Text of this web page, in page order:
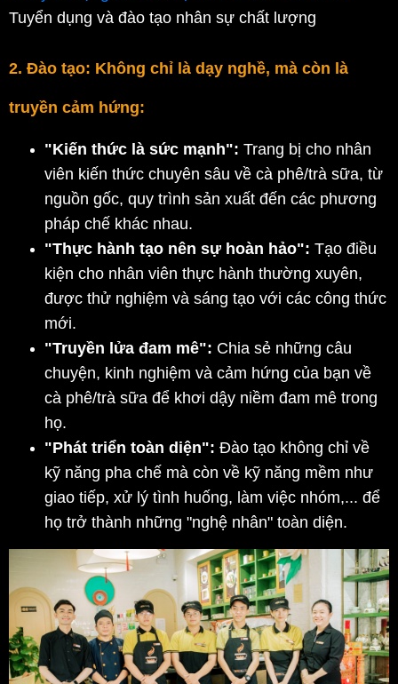
Tuyển dụng và đào tạo nhân sự chất lượng
2. Đào tạo: Không chỉ là dạy nghề, mà còn là
truyền cảm hứng:
"Kiến thức là sức mạnh": Trang bị cho nhân
viên kiến thức chuyên sâu về cà phê/trà sữa, từ
nguồn gốc, quy trình sản xuất đến các phương
pháp chế khác nhau.
"Thực hành tạo nên sự hoàn hảo": Tạo điều
kiện cho nhân viên thực hành thường xuyên,
được thử nghiệm và sáng tạo với các công thức
mới.
"Truyền lửa đam mê": Chia sẻ những câu
chuyện, kinh nghiệm và cảm hứng của bạn về
cà phê/trà sữa để khơi dậy niềm đam mê trong
họ.
"Phát triển toàn diện": Đào tạo không chỉ về
kỹ năng pha chế mà còn về kỹ năng mềm như
giao tiếp, xử lý tình huống, làm việc nhóm,... để
họ trở thành những "nghệ nhân" toàn diện.